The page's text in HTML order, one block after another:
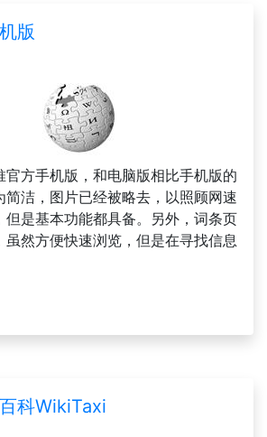
版
官方手机版，和电脑版相比手机版的
简洁，图片已经被略去，以照顾网速
但是基本功能都具备。另外，词条页
虽然方便快速浏览，但是在寻找信息
科WikiTaxi